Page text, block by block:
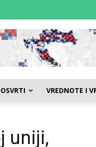
OSVRTI VREDNOTE I
uniji,